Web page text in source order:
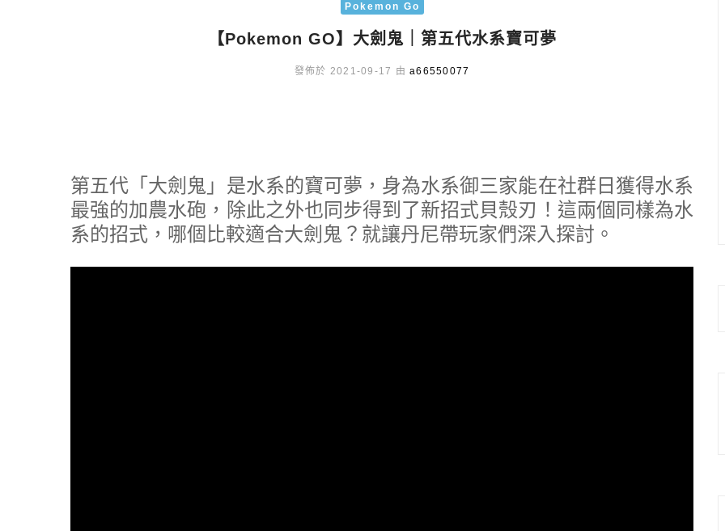
Pokemon Go
【Pokemon GO】大劍鬼｜第五代水系寶可夢
發佈於 2021-09-17 由 a66550077
第五代「大劍鬼」是水系的寶可夢，身為水系御三家能在社群日獲得水系
最強的加農水砲，除此之外也同步得到了新招式貝殼刃！這兩個同樣為水
系的招式，哪個比較適合大劍鬼？就讓丹尼帶玩家們深入探討。